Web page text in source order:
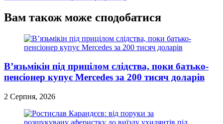
Вам також може сподобатися
В’язьмікін під прицілом слідства, поки батько-
пенсіонер купує Mercedes за 200 тисяч доларів
2 Серпня, 2026